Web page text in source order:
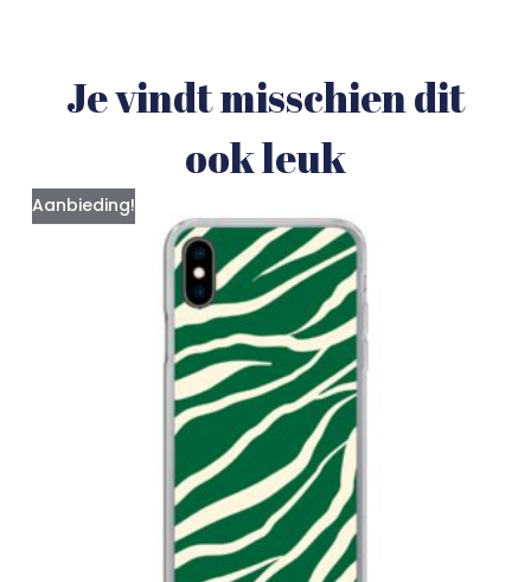
Je vindt misschien dit
ook leuk
Aanbieding!